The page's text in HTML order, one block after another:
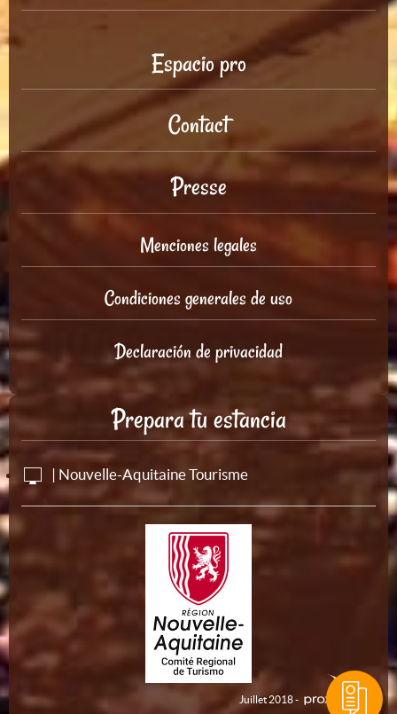
Espacio pro
Contact
Presse
Menciones legales
Condiciones generales de uso
Declaración de privacidad
Prepara tu estancia
| Nouvelle-Aquitaine Tourisme
Juillet 2018 -